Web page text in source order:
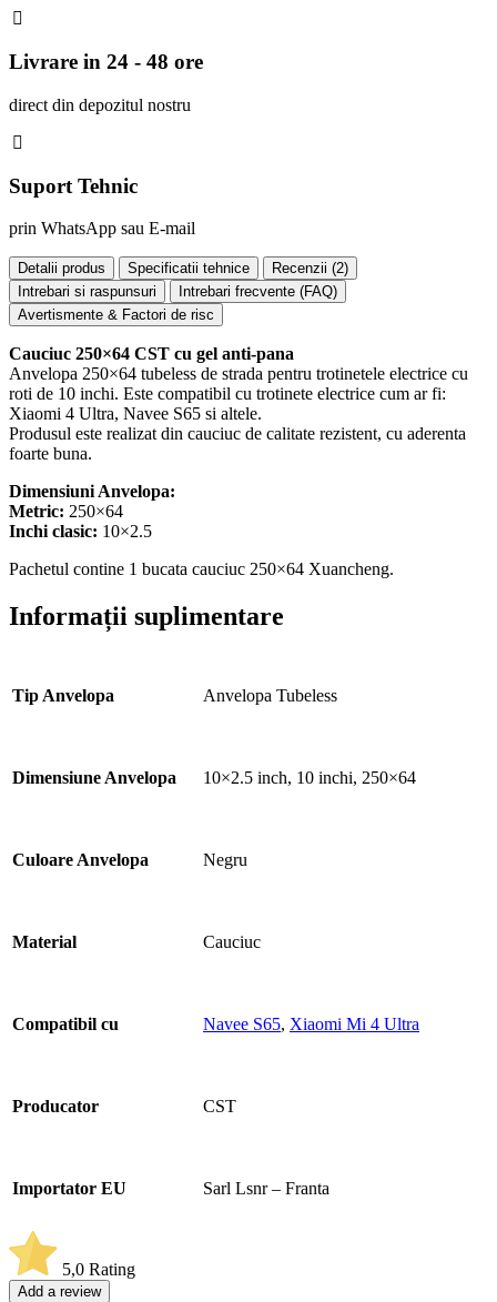
Livrare in 24 - 48 ore
direct din depozitul nostru
Suport Tehnic
prin WhatsApp sau E-mail
Detalii produs Specificatii tehnice Recenzii (2)
Intrebari si raspunsuri
Intrebari frecvente (FAQ)
Avertismente & Factori de risc
Cauciuc 250×64 CST cu gel anti-pana
Anvelopa 250×64 tubeless de strada pentru trotinetele electrice cu
roti de 10 inchi. Este compatibil cu trotinete electrice cum ar fi:
Xiaomi 4 Ultra, Navee S65 si altele.
Produsul este realizat din cauciuc de calitate rezistent, cu aderenta
foarte buna.
Dimensiuni Anvelopa:
Metric: 250×64
Inchi clasic: 10×2.5
Pachetul contine 1 bucata cauciuc 250×64 Xuancheng.
Informații suplimentare
Tip Anvelopa Anvelopa Tubeless
Dimensiune Anvelopa 10×2.5 inch, 10 inchi, 250×64
Culoare Anvelopa Negru
Material Cauciuc
Compatibil cu Navee S65, Xiaomi Mi 4 Ultra
Producator CST
Importator EU Sarl Lsnr – Franta
5,0 Rating
Add a review